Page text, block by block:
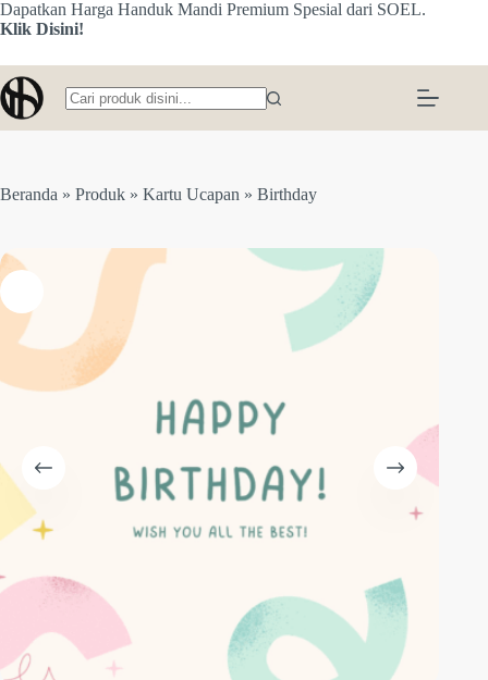
Skip
to
Dapatkan Harga Handuk Mandi Premium Spesial dari SOEL.
Klik Disini!
Beranda » Produk » Kartu Ucapan » Birthday